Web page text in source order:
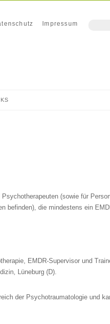
Impressum
(sowie für
befinden), die mindestens ein
EMDR-Supervisor und
Lüneburg (D).
der Psychotraumatologie und